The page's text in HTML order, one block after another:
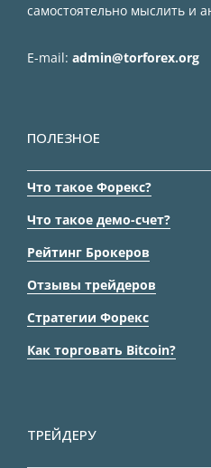
самостоятельно мыслить и
E-mail: admin@torforex.org
ПОЛЕЗНОЕ
Что такое Форекс?
Что такое демо-счет?
Рейтинг Брокеров
Отзывы трейдеров
Стратегии Форекс
Как торговать Bitcoin?
ТРЕЙДЕРУ